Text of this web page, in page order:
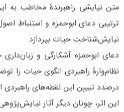
متن نیایشی راهبرندۀ مخاطب به
ترتیبی دعای ابوحمزه و استنباط
نیایش‌شناخت حیات بپردازد.
دعای ابوحمزه آشکارگی و
نظام‌‌وارۀ راهبردی الگوی حیات
درصدد تبیین این نقطه‌‌های
این اثر، چونان دیگر آثار